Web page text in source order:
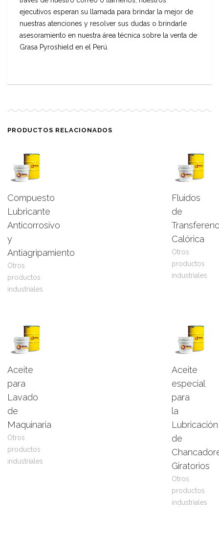
ejecutivos esperan su llamada para brindar la mejor de
nuestras atenciones y resolver sus dudas o brindarle
asesoramiento en nuestra área técnica sobre la venta de
Grasa Pyroshield en el Perú.
PRODUCTOS RELACIONADOS
Leer
Compuesto
Lubricante
Anticorrosivo
y
Antiagripamiento
Otros
productos
industriales
Leer
Fluidos
de
Calórica
Otros
productos
industriales
Aceite
para
Lavado
de
Maquinaria
Otros
productos
industriales
más
Aceite
especial
para
la
Lubricación
de
Giratorios
Otros
productos
industriales